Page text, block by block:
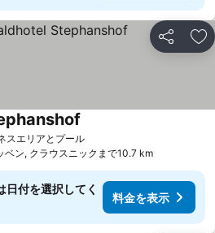
シェア お
スエリアとプール
ベン, クラウスニックまで10.7 km
日付を選択してく
料金を表示